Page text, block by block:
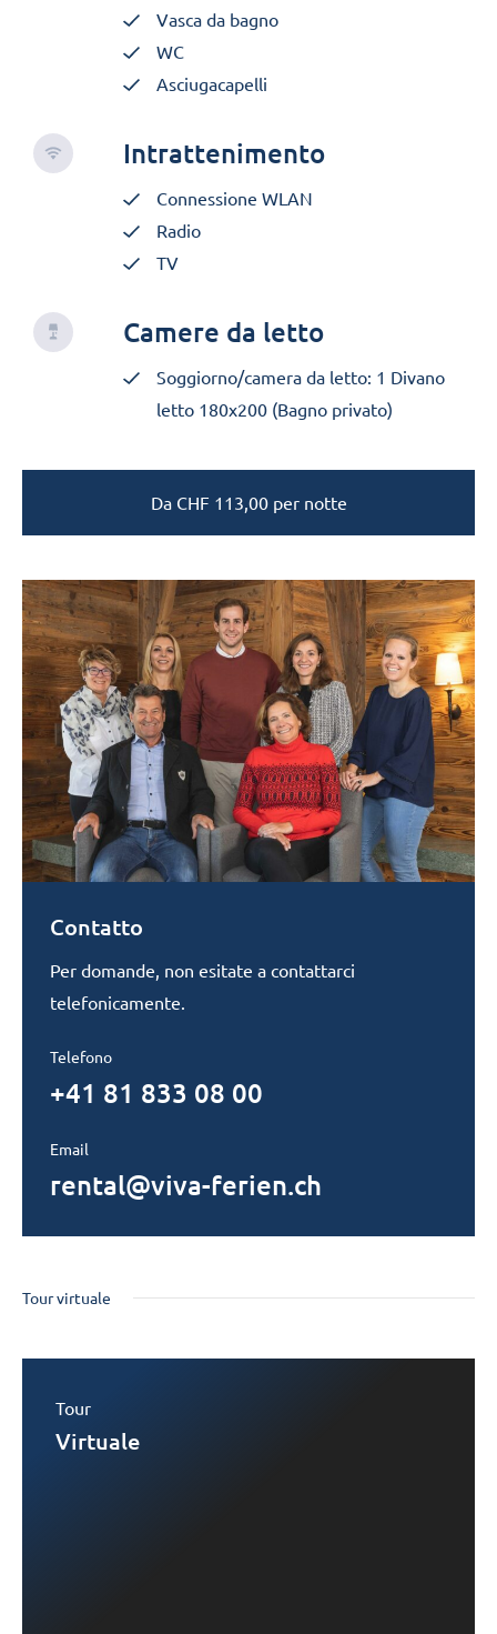
Vasca da bagno
WC
Asciugacapelli
Intrattenimento
Connessione WLAN
Radio
TV
Camere da letto
Soggiorno/camera da letto: 1 Divano
letto 180x200 (Bagno privato)
Da CHF 113,00per notte
Contatto
Per domande, non esitate a contattarci
telefonicamente.
Telefono
+41 81 833 08 00
Email
rental@viva-ferien.ch
Tour virtuale
Tour
Virtuale